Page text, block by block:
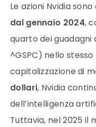
Le azioni Nvidia
dal gennaio 2024,
quarto dei guadagni
^GSPC) nello
capitalizzazione di
dollari, Nvidia
dell’intelligenza
Tuttavia, nel 2025 il